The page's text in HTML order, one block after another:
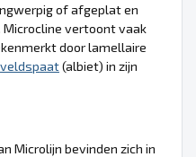
of afgeplat en
vertoont vaak
door lamellaire
veldspaat(albiet) in zijn
Microlijn bevinden zich in